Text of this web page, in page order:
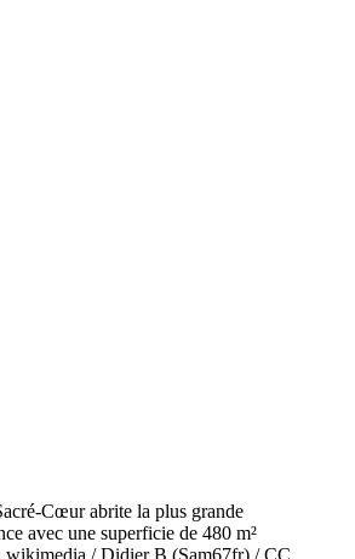
Cœur abrite la plus grande
avec une superficie de 480 m²